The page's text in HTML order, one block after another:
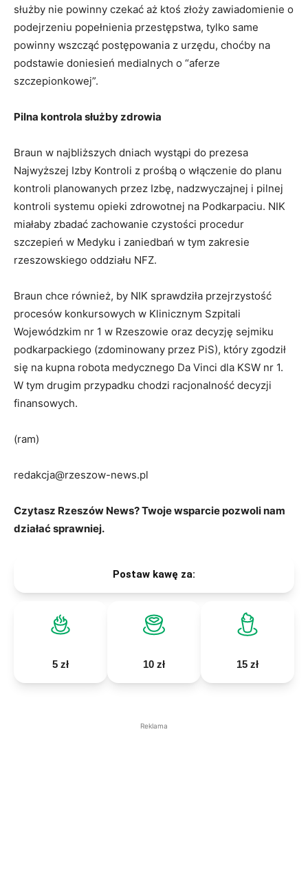
służby nie powinny czekać aż ktoś złoży zawiadomienie o
podejrzeniu popełnienia przestępstwa, tylko same
powinny wszcząć postępowania z urzędu, choćby na
podstawie doniesień medialnych o “aferze
szczepionkowej”.
Pilna kontrola służby zdrowia
Braun w najbliższych dniach wystąpi do prezesa
Najwyższej Izby Kontroli z prośbą o włączenie do planu
kontroli planowanych przez Izbę, nadzwyczajnej i pilnej
kontroli systemu opieki zdrowotnej na Podkarpaciu. NIK
miałaby zbadać zachowanie czystości procedur
szczepień w Medyku i zaniedbań w tym zakresie
rzeszowskiego oddziału NFZ.
Braun chce również, by NIK sprawdziła przejrzystość
procesów konkursowych w Klinicznym Szpitali
Wojewódzkim nr 1 w Rzeszowie oraz decyzję sejmiku
podkarpackiego (zdominowany przez PiS), który zgodził
się na kupna robota medycznego Da Vinci dla KSW nr 1.
W tym drugim przypadku chodzi racjonalność decyzji
finansowych.
(ram)
redakcja@rzeszow-news.pl
Czytasz Rzeszów News? Twoje wsparcie pozwoli nam
działać sprawniej.
Postaw kawę za:
5 zł 10 zł 15 zł
Reklama